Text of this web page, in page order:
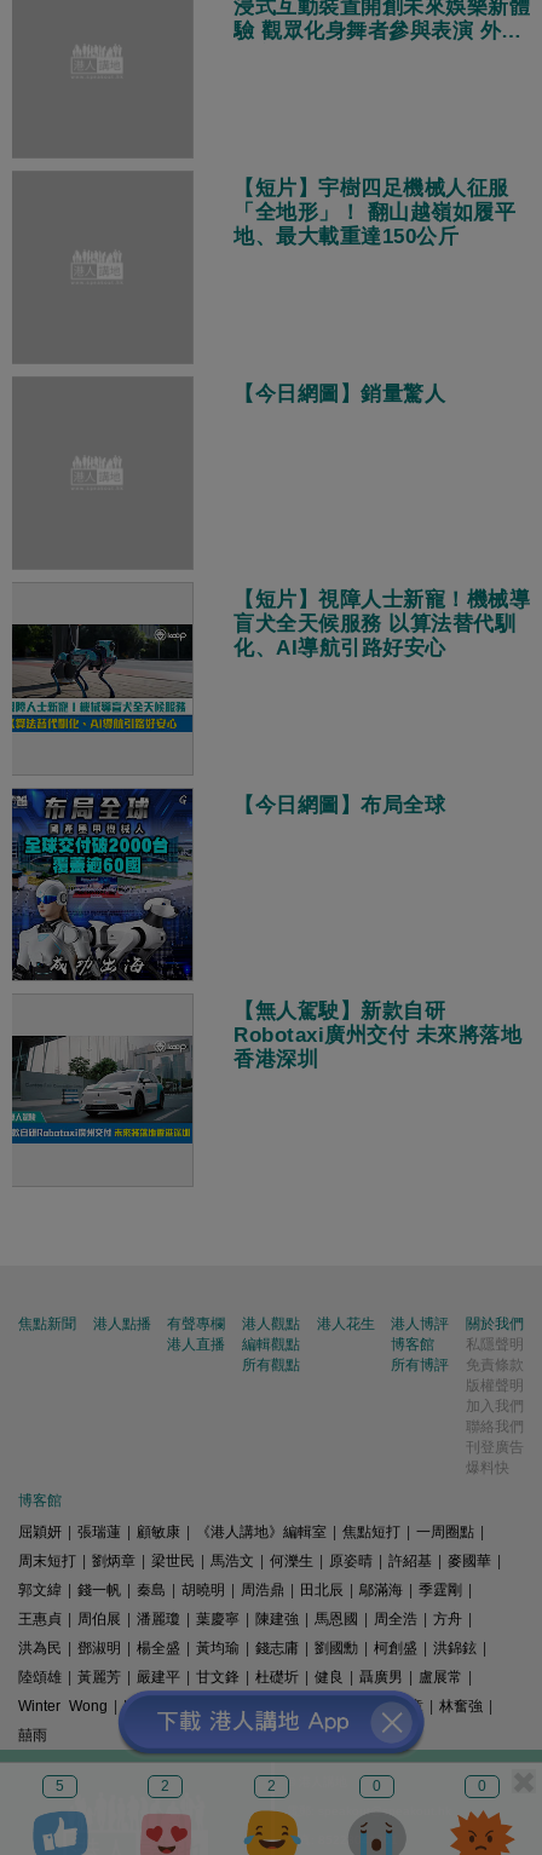
5 2 2 0 0
浸式互動裝置開創未來娛樂新體
驗 觀眾化身舞者參與表演 外國
【短片】宇樹四足機械人征服
「全地形」！ 翻山越嶺如履平
地、最大載重達150公斤
【今日網圖】銷量驚人
【短片】視障人士新寵！機械導
盲犬全天候服務 以算法替代馴
化、AI導航引路好安心
【今日網圖】布局全球
【無人駕駛】新款自研
Robotaxi廣州交付 未來將落地
香港深圳
焦點新聞 港人點播
有聲專欄
港人直播
港人觀點
編輯觀點
所有觀點
港人花生
港人博評
博客館
所有博評
關於我們
私隱聲明
免責條款
版權聲明
加入我們
聯絡我們
刊登廣告
爆料快
博客館
屈穎妍 | 張瑞蓮 | 顧敏康 | 《港人講地》編輯室 | 焦點短打 | 一周圈點 |
周末短打 | 劉炳章 | 梁世民 | 馬浩文 | 何濼生 | 原姿晴 | 許紹基 | 麥國華 |
郭文緯 | 錢一帆 | 秦島 | 胡曉明 | 周浩鼎 | 田北辰 | 鄔滿海 | 季霆剛 |
王惠貞 | 周伯展 | 潘麗瓊 | 葉慶寧 | 陳建強 | 馬恩國 | 周全浩 | 方舟 |
洪為民 | 鄧淑明 | 楊全盛 | 黃均瑜 | 錢志庸 | 劉國勳 | 柯創盛 | 洪錦鉉 |
陸頌雄 | 黃麗芳 | 嚴建平 | 甘文鋒 | 杜礎圻 | 健良 | 聶廣男 | 盧展常 |
Winter Wong | K2 精選文章 | 林奮強 |
囍雨
© 港人講地
電郵: speakout@speakout.hk
傳真: 85228041301